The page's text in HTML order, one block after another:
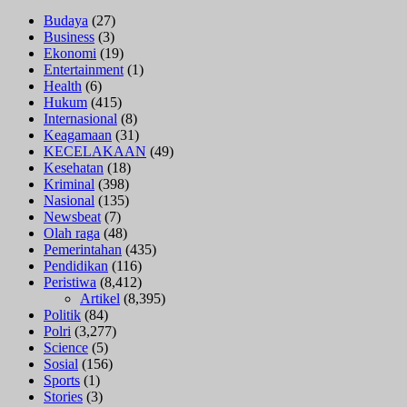
Budaya (27)
Business (3)
Ekonomi (19)
Entertainment (1)
Health (6)
Hukum (415)
Internasional (8)
Keagamaan (31)
KECELAKAAN (49)
Kesehatan (18)
Kriminal (398)
Nasional (135)
Newsbeat (7)
Olah raga (48)
Pemerintahan (435)
Pendidikan (116)
Peristiwa (8,412)
Artikel (8,395)
Politik (84)
Polri (3,277)
Science (5)
Sosial (156)
Sports (1)
Stories (3)